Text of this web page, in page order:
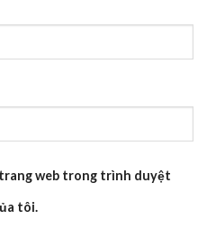
web trong trình duyệt
tôi.